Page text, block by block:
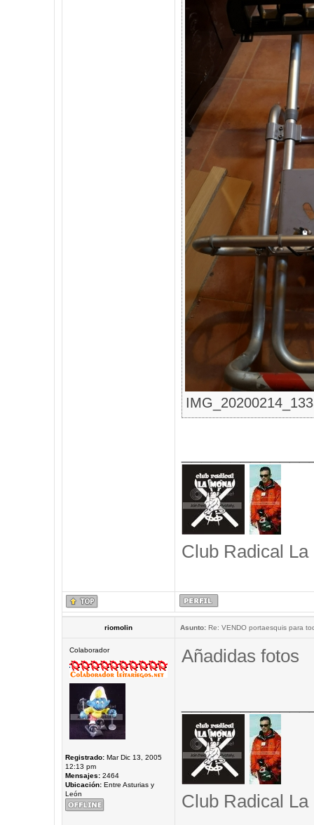
Club Radical La
riomolin Asunto:Re: VENDO portaesquis para
Colaborador
Registrado:Mar Dic 13, 2005
12:13 pm
Mensajes:2464
Ubicación:Entre Asturias y
León
Añadidas fotos
Club Radical La